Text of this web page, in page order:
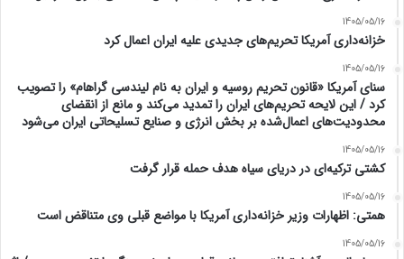
1405/05/16
خزانه‌داری آمریکا تحریم‌های جدیدی علیه ایران اعمال کرد
1405/05/16
سنای آمریکا «قانون تحریم روسیه و ایران به نام لیندسی گراهام» را تصویب
کرد / این لایحه تحریم‌های ایران را تمدید می‌کند و مانع از انقضای
محدودیت‌های اعمال‌شده بر بخش انرژی و صنایع تسلیحاتی ایران می‌شود
1405/05/16
کشتی ترکیه‌ای در دریای سیاه هدف حمله قرار گرفت
1405/05/16
همتی: اظهارات وزیر خزانه‌داری آمریکا با مواضع قبلی وی متناقض است
1405/05/16